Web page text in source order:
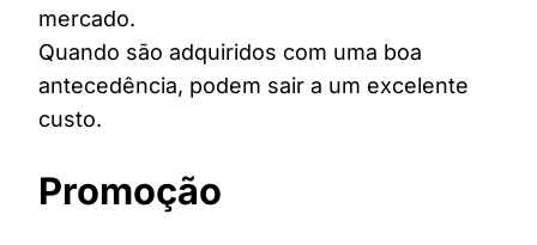
mercado.
Quando são adquiridos com uma boa
antecedência, podem sair a um excelente
custo.
Promoção